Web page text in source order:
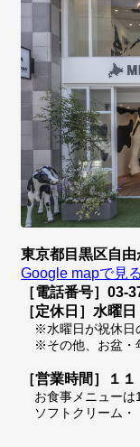
東京都目黒区自
Google mapで見る
［電話番号］03-
［定休日］水曜日
※水曜日が祝休日
※その他、お盆・
［営業時間］１
お食事メニュー
ソフトクリーム